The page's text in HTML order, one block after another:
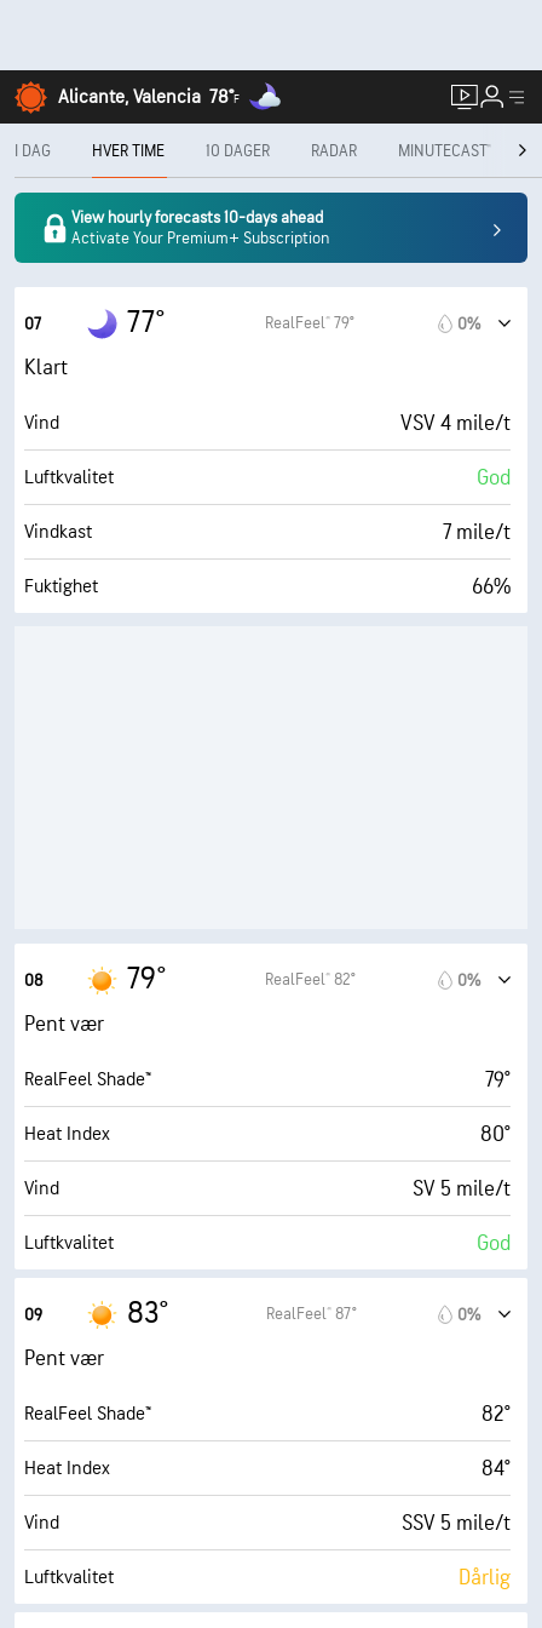
Alicante, Valencia 78°F
I DAG HVER TIME 10 DAGER RADAR MINUTECAST®
View hourly forecasts 10-days ahead
Activate Your Premium+ Subscription
07 77° RealFeel® 79° 0%
Klart
Vind VSV 4 mile/t
Luftkvalitet God
Vindkast 7 mile/t
Fuktighet 66%
08 79° RealFeel® 82° 0%
Pent vær
RealFeel Shade™ 79°
Heat Index 80°
Vind SV 5 mile/t
Luftkvalitet God
Maks. UV-indeks
Vindkast
Fuktighet 59%
Duggpunkt 64° F
AccuLumen Brightness Index™ 10 (Veldig lyst)
Skydekke 0%
09 83° RealFeel® 87° 0%
Pent vær
RealFeel Shade™ 82°
Heat Index 84°
Vind SSV 5 mile/t
Luftkvalitet Dårlig